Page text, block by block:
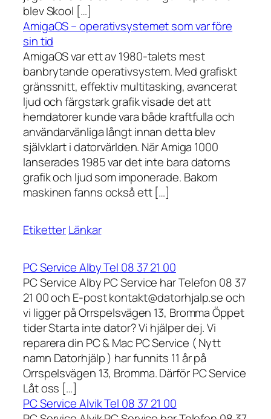
blev Skool […]
AmigaOS – operativsystemet som var före
sin tid
AmigaOS var ett av 1980-talets mest
banbrytande operativsystem. Med grafiskt
gränssnitt, effektiv multitasking, avancerat
ljud och färgstark grafik visade det att
hemdatorer kunde vara både kraftfulla och
användarvänliga långt innan detta blev
självklart i datorvärlden. När Amiga 1000
lanserades 1985 var det inte bara datorns
grafik och ljud som imponerade. Bakom
maskinen fanns också ett […]
EtiketterLänkar
PC Service Alby Tel 08 37 21 00
PC Service Alby PC Service har Telefon 08 37
21 00 och E-post kontakt@datorhjalp.se och
vi ligger på Orrspelsvägen 13, Bromma Öppet
tider Starta inte dator? Vi hjälper dej. Vi
reparera din PC & Mac PC Service ( Nytt
namn Datorhjälp ) har funnits 11 år på
Orrspelsvägen 13, Bromma. Därför PC Service
Låt oss […]
PC Service Alvik Tel 08 37 21 00